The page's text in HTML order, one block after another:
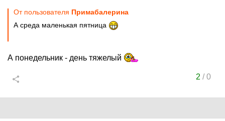
От пользователя Примaбaлерина
А среда маленькая пятница
А понедельник - день тяжелый
2 /0